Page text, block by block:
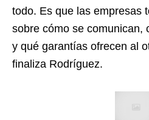
todo. Es que las empresas
sobre cómo se comunican,
y qué garantías ofrecen al
finaliza Rodríguez.